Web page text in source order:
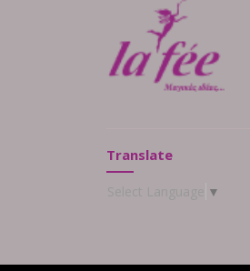
Translate
▼